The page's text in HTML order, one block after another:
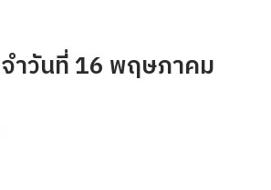
ำวันที่ 16 พฤษภาคม